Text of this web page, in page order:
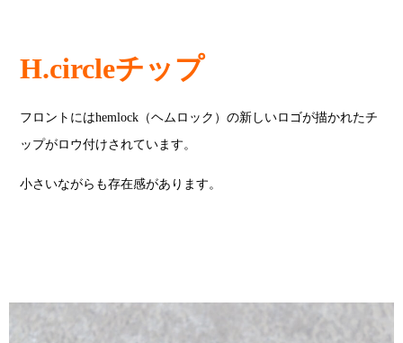
H.circleチップ
フロントにはhemlock（ヘムロック）の新しいロゴが描かれたチ
ップがロウ付けされています。
小さいながらも存在感があります。